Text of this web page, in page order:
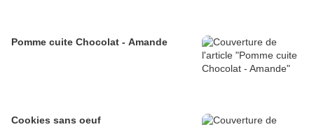
Pomme cuite Chocolat - Amande
Cookies sans oeuf